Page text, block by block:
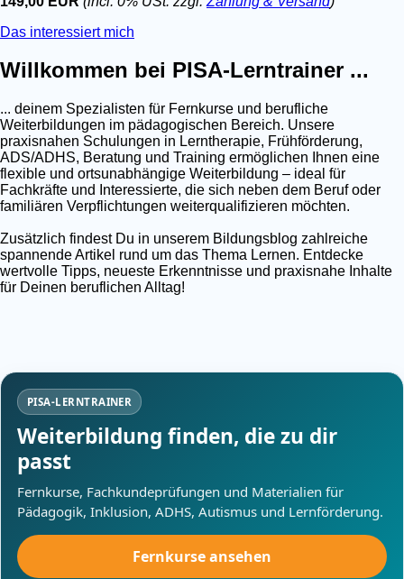
Das interessiert mich
Willkommen bei PISA-Lerntrainer ...
... deinem Spezialisten für Fernkurse und berufliche
Weiterbildungen im pädagogischen Bereich. Unsere
praxisnahen Schulungen in Lerntherapie, Frühförderung,
ADS/ADHS, Beratung und Training ermöglichen Ihnen eine
flexible und ortsunabhängige Weiterbildung – ideal für
Fachkräfte und Interessierte, die sich neben dem Beruf oder
familiären Verpflichtungen weiterqualifizieren möchten.
Zusätzlich findest Du in unserem Bildungsblog zahlreiche
spannende Artikel rund um das Thema Lernen. Entdecke
wertvolle Tipps, neueste Erkenntnisse und praxisnahe Inhalte
für Deinen beruflichen Alltag!
PISA-LERNTRAINER
Weiterbildung finden, die zu dir
passt
Fernkurse, Fachkundeprüfungen und Materialien für
Pädagogik, Inklusion, ADHS, Autismus und Lernförderung.
Fernkurse ansehen